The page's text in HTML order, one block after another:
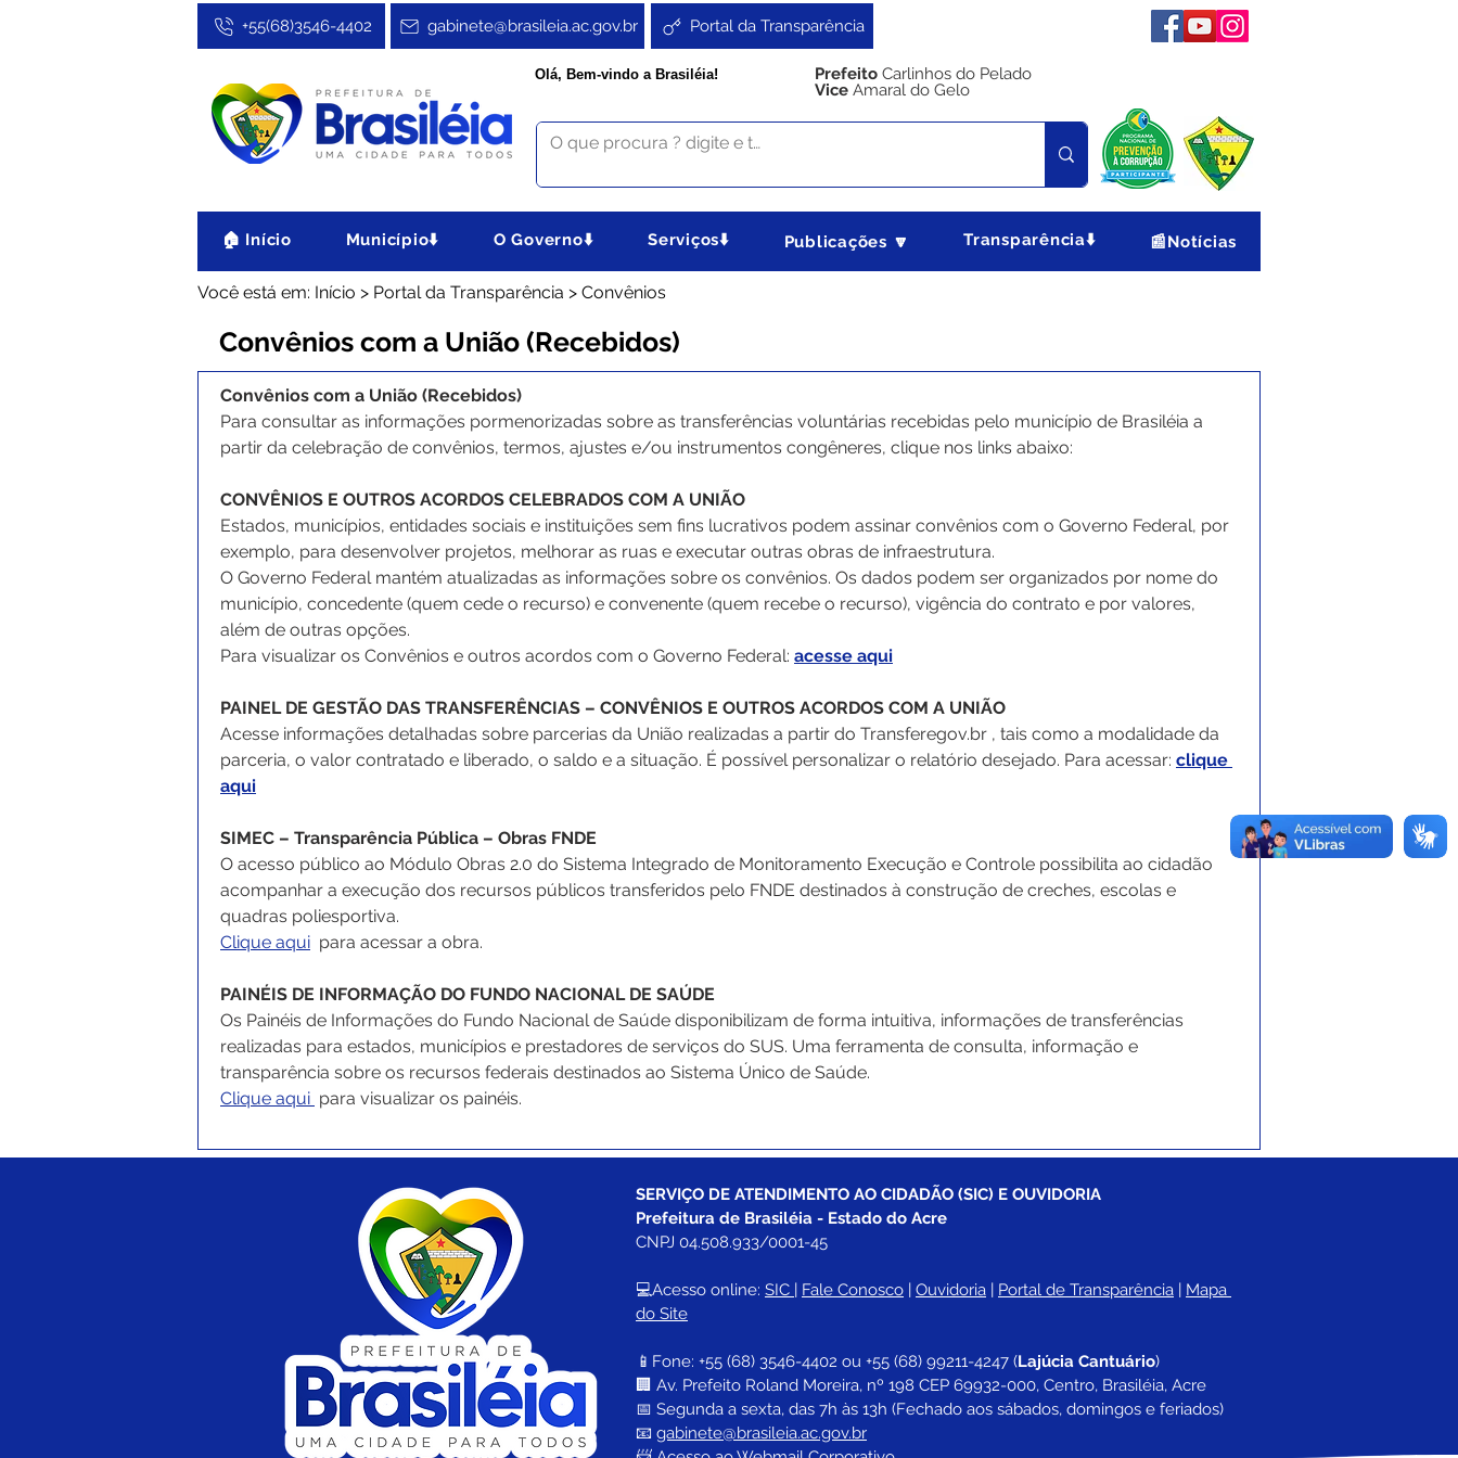
Portal da Transparência
gabinete@brasileia.ac.gov.br
+55(68)3546-4402
Olá, Bem-vindo a Brasiléia! Prefeito Carlinhos do Pelado
Vice Amaral do Gelo
🏠 Início Município⬇️ O Governo⬇️ Serviços⬇️ Publicações 🔽 Transparência⬇️ 📰Notícias
Você está em: Início > Portal da Transparência > Convênios
Convênios com a União (Recebidos)
Convênios com a União (Recebidos)
Para consultar as informações pormenorizadas sobre as transferências voluntárias recebidas pelo município de Brasiléia a
partir da celebração de convênios, termos, ajustes e/ou instrumentos congêneres, clique nos links abaixo:
CONVÊNIOS E OUTROS ACORDOS CELEBRADOS COM A UNIÃO
Estados, municípios, entidades sociais e instituições sem fins lucrativos podem assinar convênios com o Governo Federal, por
exemplo, para desenvolver projetos, melhorar as ruas e executar outras obras de infraestrutura.
O Governo Federal mantém atualizadas as informações sobre os convênios. Os dados podem ser organizados por nome do
município, concedente (quem cede o recurso) e convenente (quem recebe o recurso), vigência do contrato e por valores,
além de outras opções.
Para visualizar os Convênios e outros acordos com o Governo Federal: acesse aqui
PAINEL DE GESTÃO DAS TRANSFERÊNCIAS – CONVÊNIOS E OUTROS ACORDOS COM A UNIÃO
Acesse informações detalhadas sobre parcerias da União realizadas a partir do Transferegov.br , tais como a modalidade da
parceria, o valor contratado e liberado, o saldo e a situação. É possível personalizar o relatório desejado. Para acessar: clique
aqui
SIMEC – Transparência Pública – Obras FNDE
O acesso público ao Módulo Obras 2.0 do Sistema Integrado de Monitoramento Execução e Controle possibilita ao cidadão
acompanhar a execução dos recursos públicos transferidos pelo FNDE destinados à construção de creches, escolas e
quadras poliesportiva.
Clique aqui para acessar a obra.
PAINÉIS DE INFORMAÇÃO DO FUNDO NACIONAL DE SAÚDE
Os Painéis de Informações do Fundo Nacional de Saúde disponibilizam de forma intuitiva, informações de transferências
realizadas para estados, municípios e prestadores de serviços do SUS. Uma ferramenta de consulta, informação e
transparência sobre os recursos federais destinados ao Sistema Único de Saúde.
Clique aqui para visualizar os painéis.
SERVIÇO DE ATENDIMENTO AO CIDADÃO (SIC) E OUVIDORIA
Prefeitura de Brasiléia - Estado do Acre
CNPJ 04.508.933/0001-45
💻Acesso online: SIC | Fale Conosco | Ouvidoria | Portal de Transparência | Mapa
do Site
📱Fone: +55 (68) 3546-4402 ou +55 (68) 99211-4247 (Lajúcia Cantuário)
🏢 Av. Prefeito Roland Moreira, nº 198 CEP 69932-000, Centro, Brasiléia, Acre
📅 Segunda a sexta, das 7h às 13h (Fechado aos sábados, domingos e feriados)
📧 gabinete@brasileia.ac.gov.br